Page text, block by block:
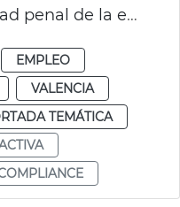
Jornada responsabilidad penal de la empresa
EMPLEO
VALENCIA
TEMÁTICA